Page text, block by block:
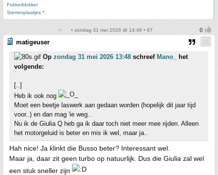
Fokkerblokker
Sterrenplaatjes *;
• zondag 31 mei 2026 @ 14:49 • 67
matigeuser
Op zondag 31 mei 2026 13:48 schreef Mano_
het
volgende:
[..]
Heb ik ook nog
Moet een beetje laswerk aan gedaan worden (hopelijk dit jaar tijd
voor..) en dan mag 'ie weg..
Nu ik de Giulia Q heb ga ik daar toch niet meer mee rijden. Alleen
het motorgeluid is beter en mis ik wel, maar ja..
Hah nice! Ja klinkt die Busso beter? Interessant wel.
Maar ja, daar zit geen turbo op natuurlijk. Dus die Giulia zal wel
een stuk sneller zijn